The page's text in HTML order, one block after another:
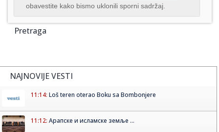
obavestite kako bismo uklonili sporni sadržaj.
Pretraga
NAJNOVIJE VESTI
11:14: Loš teren oterao Boku sa Bombonjere
11:12: Арапске и исламске земље ...